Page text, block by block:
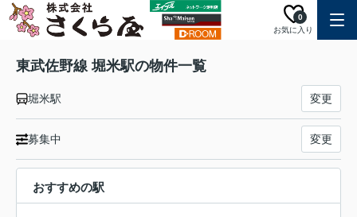
お気に入り
0
東武佐野線 堀米駅の物件一覧
堀米駅 変更
募集中 変更
おすすめの駅